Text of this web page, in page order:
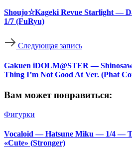
Shoujo☆Kageki Revue Starlight —
1/7 (FuRyu)
Следующая запись
Gakuen iDOLM@STER —
Thing I’m Not Good At Ver. (Phat
Вам может понравиться:
Фигурки
Vocaloid — Hatsune Miku — 1/4 —
«Cute» (Stronger)